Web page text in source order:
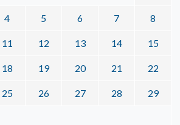
4 5 6 7 8
11 12 13 14 15
18 19 20 21 22
25 26 27 28 29